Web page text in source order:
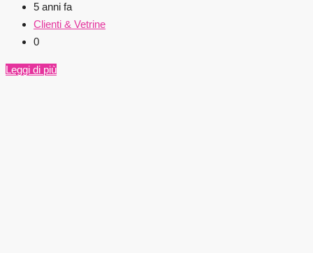
5 anni fa
Clienti & Vetrine
0
Leggi di più